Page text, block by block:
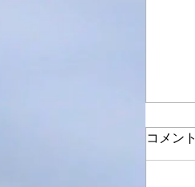
コメント